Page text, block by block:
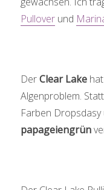
Pullover und
DerClear Lake
Algenproblem.
Farben
papageiengrün